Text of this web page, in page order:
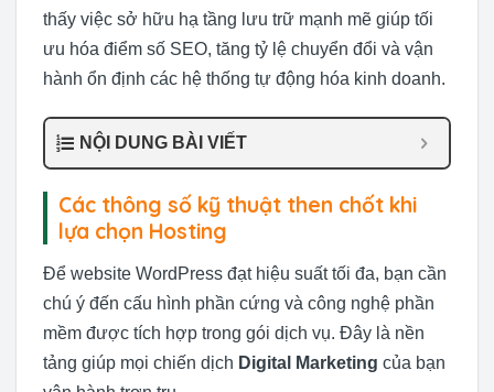
thấy việc sở hữu hạ tầng lưu trữ mạnh mẽ giúp tối
ưu hóa điểm số SEO, tăng tỷ lệ chuyển đổi và vận
hành ổn định các hệ thống tự động hóa kinh doanh.
NỘI DUNG BÀI VIẾT
Các thông số kỹ thuật then chốt khi
lựa chọn Hosting
Để website WordPress đạt hiệu suất tối đa, bạn cần
chú ý đến cấu hình phần cứng và công nghệ phần
mềm được tích hợp trong gói dịch vụ. Đây là nền
tảng giúp mọi chiến dịch Digital Marketing của bạn